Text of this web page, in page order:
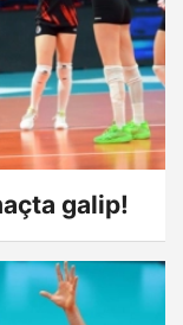
galip!